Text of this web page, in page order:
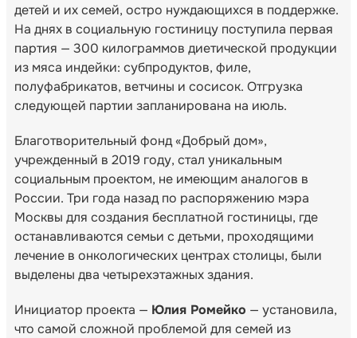
детей и их семей, остро нуждающихся в поддержке.
На днях в социальную гостиницу поступила первая
партия — 300 килограммов диетической продукции
из мяса индейки: субпродуктов, филе,
полуфабрикатов, ветчины и сосисок. Отгрузка
следующей партии запланирована на июль.
Благотворительный фонд «Добрый дом»,
учрежденный в 2019 году, стал уникальным
социальным проектом, не имеющим аналогов в
России. Три года назад по распоряжению мэра
Москвы для создания бесплатной гостиницы, где
останавливаются семьи с детьми, проходящими
лечение в онкологических центрах столицы, были
выделены два четырехэтажных здания.
Инициатор проекта — Юлия Ромейко — установила,
что самой сложной проблемой для семей из